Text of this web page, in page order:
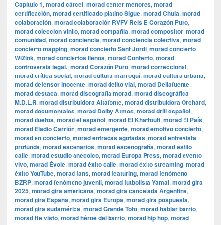
Capítulo 1, morad cárcel, morad center menores, morad
certificación, morad certificado platino Sigue, morad Chula, morad
colaboración, morad colaboración RVFV Rels B Corazón Puro,
morad coleccion vinilo, morad compañía, morad compositor, morad
comunidad, morad conciencia, morad conciencia colectiva, morad
concierto mapping, morad concierto Sant Jordi, morad concierto
WiZink, morad conciertos llenos, morad Contento, morad
controversia legal., morad Corazón Puro, morad correccional,
morad crítica social, morad cultura marroquí, morad cultura urbana,
morad defensor inocente, morad delito vial, morad Dellafuente,
morad destaca, morad discografía morad, morad discográfica
M.D.L.R, morad distribuidora Altafonte, morad distribuidora Orchard,
morad documentales, morad Dolby Atmos, morad drill español,
morad duetos, morad el español, morad El Khattouti, morad El País,
morad Eladio Carrión, morad emergente, morad emotivo concierto,
morad en concierto, morad entradas agotadas, morad entrevista
profunda, morad escenarios, morad escenografía, morad estilo
calle, morad estudio anecoico, morad Europa Press, morad evento
vivo, morad Évole, morad éxito calle, morad éxito streaming, morad
éxito YouTube, morad fans, morad featuring, morad fenómeno
BZRP, morad fenómeno juvenil, morad futbolista Yamal, morad gira
2025, morad gira americana, morad gira cancelada Argentina,
morad gira España, morad gira Europa, morad gira pospuesta,
morad gira sudamérica, morad Grande Toto, morad hablar barrio,
morad He visto, morad héroe del barrio, morad hip hop, morad